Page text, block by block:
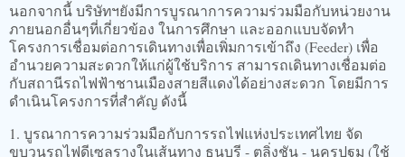
นอกจากนี้ บริษัทฯยังมีการบูรณาการความร่วมมือกับหน่วยงาน
ภายนอกอื่นๆที่เกี่ยวข้อง ในการศึกษา และออกแบบจัดทำ
โครงการเชื่อมต่อการเดินทางเพื่อเพิ่มการเข้าถึง (Feeder) เพื่อ
อำนวยความสะดวกให้แก่ผู้ใช้บริการ สามารถเดินทางเชื่อมต่อ
กับสถานีรถไฟฟ้าชานเมืองสายสีแดงได้อย่างสะดวก โดยมีการ
ดำเนินโครงการที่สำคัญ ดังนี้
1. บูรณาการความร่วมมือกับการรถไฟแห่งประเทศไทย จัด
ขบวนรถไฟดีเซลรางในเส้นทาง ธนบุรี - ตลิ่งชัน - นครปฐม (ใช้